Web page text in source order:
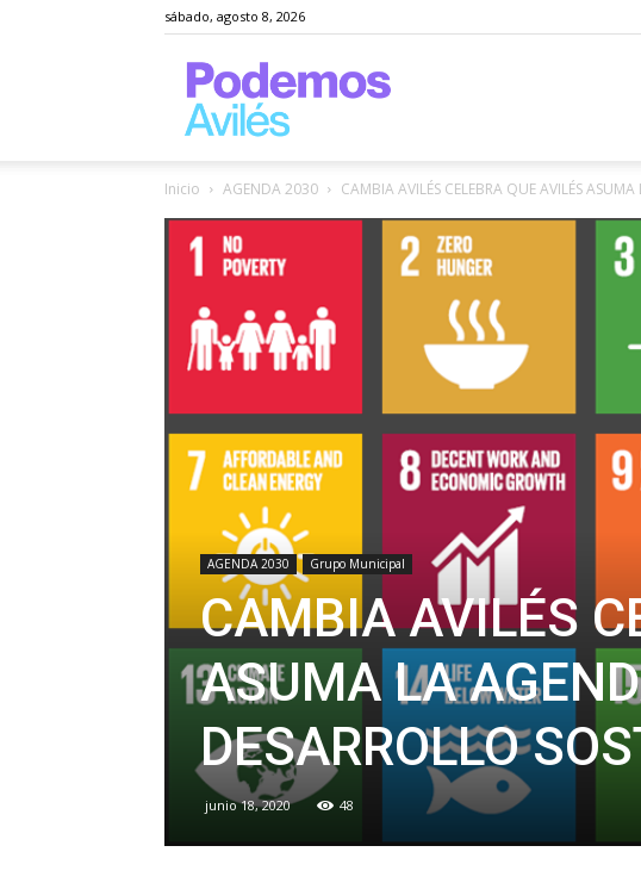
sábado, agosto 8, 2026
Avilés
Inicio AGENDA 2030 CAMBIA AVILÉS CELEBRA QUE AVILÉS
AGENDA 2030 Grupo Municipal
CAMBIA AVILÉS
ASUMA LA
DESARROLLO
junio 18, 2020 48